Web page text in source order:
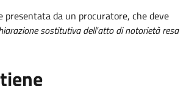
presentata da un procuratore, che deve
sostitutiva dell'atto di notorietà resa